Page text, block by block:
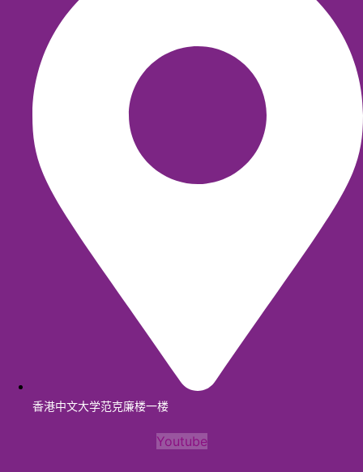
香港中文大学范克廉楼一楼
Youtube